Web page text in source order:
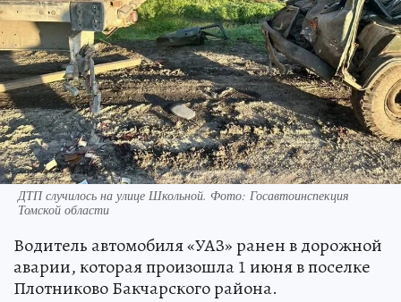
ДТП случилось на улице Школьной. Фото: Госавтоинспекция
Томской области
Водитель автомобиля «УАЗ» ранен в дорожной
аварии, которая произошла 1 июня в поселке
Плотниково Бакчарского района.